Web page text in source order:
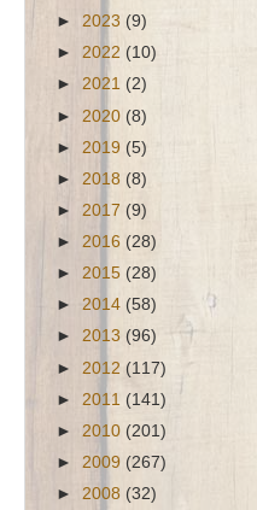
► 2023 (9)
► 2022 (10)
► 2021 (2)
► 2020 (8)
► 2019 (5)
► 2018 (8)
► 2017 (9)
► 2016 (28)
► 2015 (28)
► 2014 (58)
► 2013 (96)
► 2012 (117)
► 2011 (141)
► 2010 (201)
► 2009 (267)
► 2008 (32)